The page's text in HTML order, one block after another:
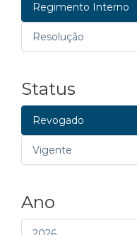
Regimento Interno
Resolução
Status
Revogado
Vigente
Ano